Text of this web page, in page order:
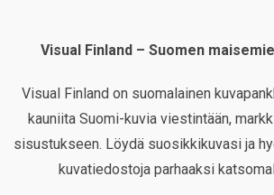
Visual Finland – Suomen
Visual Finland on suomalainen
kauniita Suomi-kuvia viestintään,
sisustukseen. Löydä suosikkikuvasi ja
kuvatiedostoja parhaaksi